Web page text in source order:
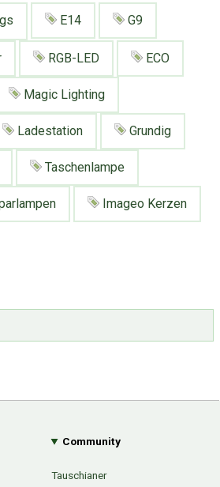
Google Neu hier?
Mediadaten
Presse News
Erweitere Suche
Suchanfragen
Zufallsartikel
Tagwolke
E14 G9
RGB-LED ECO
Magic Lighting
Ladestation Grundig
Taschenlampe
Imageo Kerzen
Community
Tauschianer